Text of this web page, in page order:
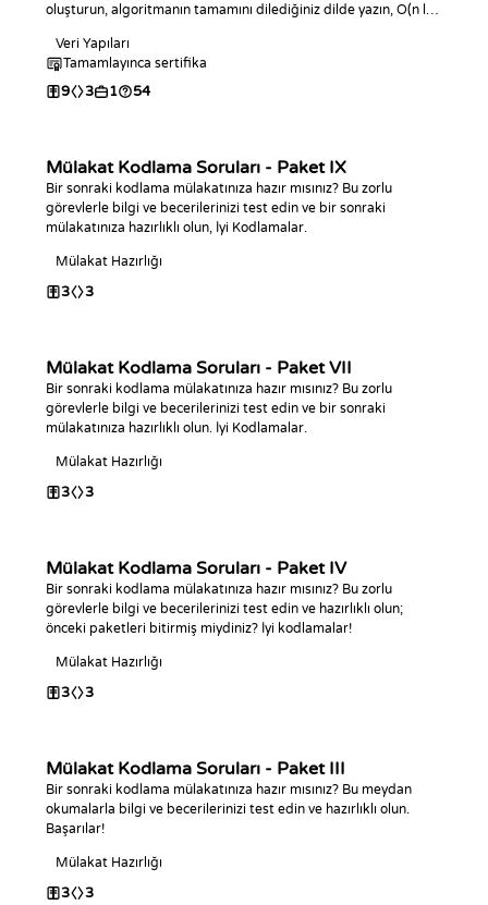
oluşturun, algoritmanın tamamını dilediğiniz dilde yazın, O(n log
meydan okumalarıyla pratik yapın.
Veri Yapıları
Tamamlayınca sertifika
9 3 1 54
Mülakat Kodlama Soruları - Paket IX
Bir sonraki kodlama mülakatınıza hazır mısınız? Bu zorlu
görevlerle bilgi ve becerilerinizi test edin ve bir sonraki
mülakatınıza hazırlıklı olun, İyi Kodlamalar.
Mülakat Hazırlığı
3 3
Mülakat Kodlama Soruları - Paket VII
Bir sonraki kodlama mülakatınıza hazır mısınız? Bu zorlu
görevlerle bilgi ve becerilerinizi test edin ve bir sonraki
mülakatınıza hazırlıklı olun. İyi Kodlamalar.
Mülakat Hazırlığı
3 3
Mülakat Kodlama Soruları - Paket IV
Bir sonraki kodlama mülakatınıza hazır mısınız? Bu zorlu
görevlerle bilgi ve becerilerinizi test edin ve hazırlıklı olun;
önceki paketleri bitirmiş miydiniz? İyi kodlamalar!
Mülakat Hazırlığı
3 3
Mülakat Kodlama Soruları - Paket III
Bir sonraki kodlama mülakatınıza hazır mısınız? Bu meydan
okumalarla bilgi ve becerilerinizi test edin ve hazırlıklı olun.
Başarılar!
Mülakat Hazırlığı
3 3